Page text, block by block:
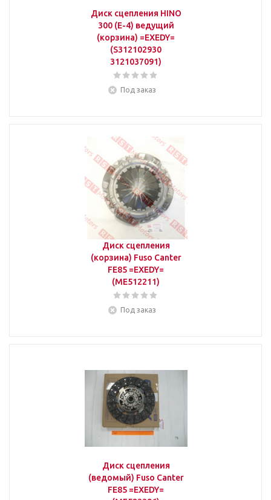
Диск сцепления HINO
300 (E-4) ведущий
(корзина) =EXEDY=
(S312102930
3121037091)
Под заказ
Диск сцепления
(корзина) Fuso Canter
FE85 =EXEDY=
(ME512211)
Под заказ
Диск сцепления
(ведомый) Fuso Canter
FE85 =EXEDY=